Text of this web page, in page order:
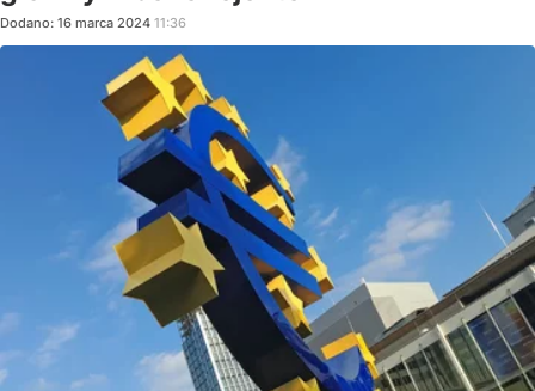
Dodano: 16 marca 2024 11:36